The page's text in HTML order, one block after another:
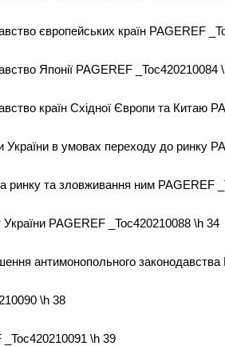
європейських країн PAGEREF
Японії PAGEREF _Toc420210084
країн Східної Європи та Китаю
України в умовах переходу до ринку
та зловживання ним PAGEREF
PAGEREF _Toc420210088 \h 34
антимонопольного
\h 38
_Toc420210091 \h 39